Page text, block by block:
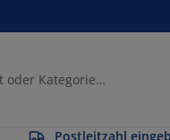
Postleitzahl